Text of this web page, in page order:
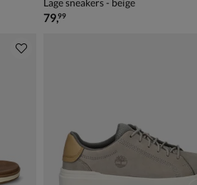
Lage sneakers - beige
€ 79,99
79,99